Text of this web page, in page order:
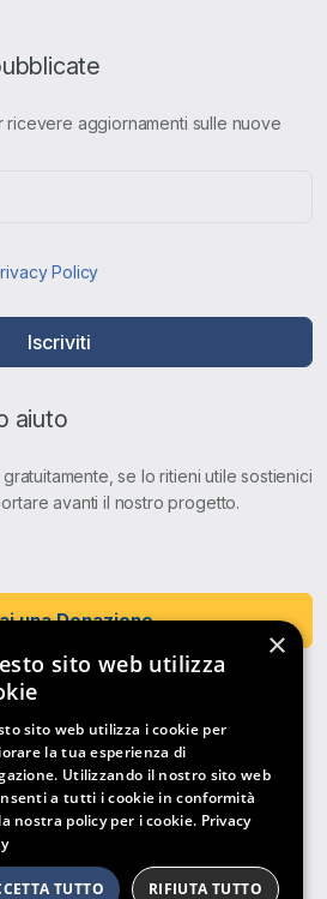
ricevere aggiornamenti sulle nuove
Policy
Iscriviti
aiuto
se lo ritieni utile sostienici
avanti il nostro progetto.
una Donazione
×
sito web utilizza
sito web utilizza i cookie per
la tua esperienza di
Utilizzando il nostro sito web
a tutti i cookie in conformità
nostra policy per i cookie. Privacy
TUTTO RIFIUTA TUTTO